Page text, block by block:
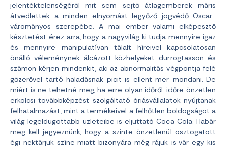
jelentéktelenségéről mit sem sejtő átlagemberek máris
átvedlettek a minden elnyomást legyőző jogvédő Oscar-
várományos szerepébe. A mai ember valami elképesztő
késztetést érez arra, hogy a nagyvilág ki tudja mennyire igaz
és mennyire manipulatívan tálalt híreivel kapcsolatosan
önálló véleménynek álcázott közhelyeket durrogtasson és
számon kérjen mindenkit, aki az abnormalitás végpontja felé
gőzerővel tartó haladásnak picit is ellent mer mondani. De
miért is ne tehetné meg, ha erre olyan időről-időre önzetlen
erkölcsi továbbképzést szolgáltató óriásvállalatok nyújtanak
felhatalmazást, mint a termékeivel a felhőtlen boldogságot a
világ legeldugottabb üzleteibe is eljuttató Coca Cola. Habár
meg kell jegyeznünk, hogy a szinte önzetlenül osztogatott
égi nektárjuk színe miatt bizonyára még rájuk is vár egy kis